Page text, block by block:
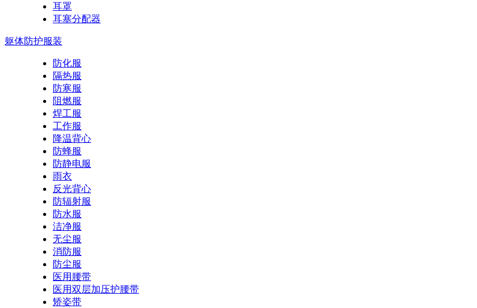
耳罩
耳塞分配器
躯体防护服装
防化服
隔热服
防寒服
阻燃服
焊工服
工作服
降温背心
防蜂服
防静电服
雨衣
反光背心
防辐射服
防水服
洁净服
无尘服
消防服
防尘服
医用腰带
医用双层加压护腰带
矫姿带